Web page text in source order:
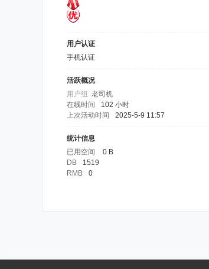
用户认证
手机认证
活跃概况
用户组 老司机
在线时间
102 小时
上次活动时间
2025-5-9 11:57
统计信息
已用空间
0 B
DB
1519
RMB
0